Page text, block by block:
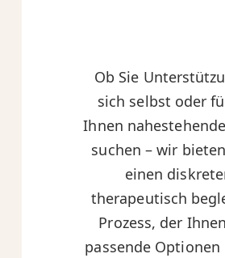
Ob Sie
sich selbst oder
Ihnen
suchen – wir
einen
therapeutisch
Prozess, der
passende